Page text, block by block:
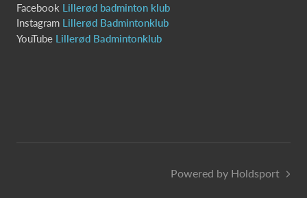
Facebook Lillerød badminton klub
Instagram Lillerød Badmintonklub
YouTube Lillerød Badmintonklub
Powered by Holdsport